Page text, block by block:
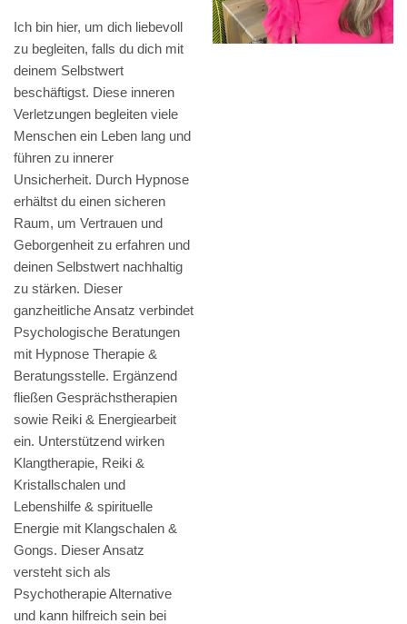
Ich bin hier, um dich liebevoll
zu begleiten, falls du dich mit
deinem Selbstwert
beschäftigst. Diese inneren
Verletzungen begleiten viele
Menschen ein Leben lang und
führen zu innerer
Unsicherheit. Durch Hypnose
erhältst du einen sicheren
Raum, um Vertrauen und
Geborgenheit zu erfahren und
deinen Selbstwert nachhaltig
zu stärken. Dieser
ganzheitliche Ansatz verbindet
Psychologische Beratungen
mit Hypnose Therapie &
Beratungsstelle. Ergänzend
fließen Gesprächstherapien
sowie Reiki & Energiearbeit
ein. Unterstützend wirken
Klangtherapie, Reiki &
Kristallschalen und
Lebenshilfe & spirituelle
Energie mit Klangschalen &
Gongs. Dieser Ansatz
versteht sich als
Psychotherapie Alternative
und kann hilfreich sein bei